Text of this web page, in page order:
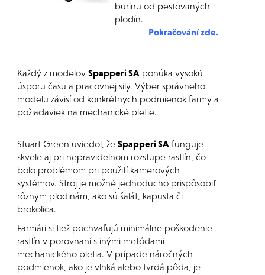
burinu od pestovaných
plodín.
Pokračování zde.
Každý z modelov Spapperi SA ponúka vysokú
úsporu času a pracovnej sily. Výber správneho
modelu závisí od konkrétnych podmienok farmy a
požiadaviek na mechanické pletie.
Stuart Green uviedol, že Spapperi SA funguje
skvele aj pri nepravidelnom rozstupe rastlín, čo
bolo problémom pri použití kamerových
systémov. Stroj je možné jednoducho prispôsobiť
rôznym plodinám, ako sú šalát, kapusta či
brokolica.
Farmári si tiež pochvaľujú minimálne poškodenie
rastlín v porovnaní s inými metódami
mechanického pletia. V prípade náročných
podmienok, ako je vlhká alebo tvrdá pôda, je